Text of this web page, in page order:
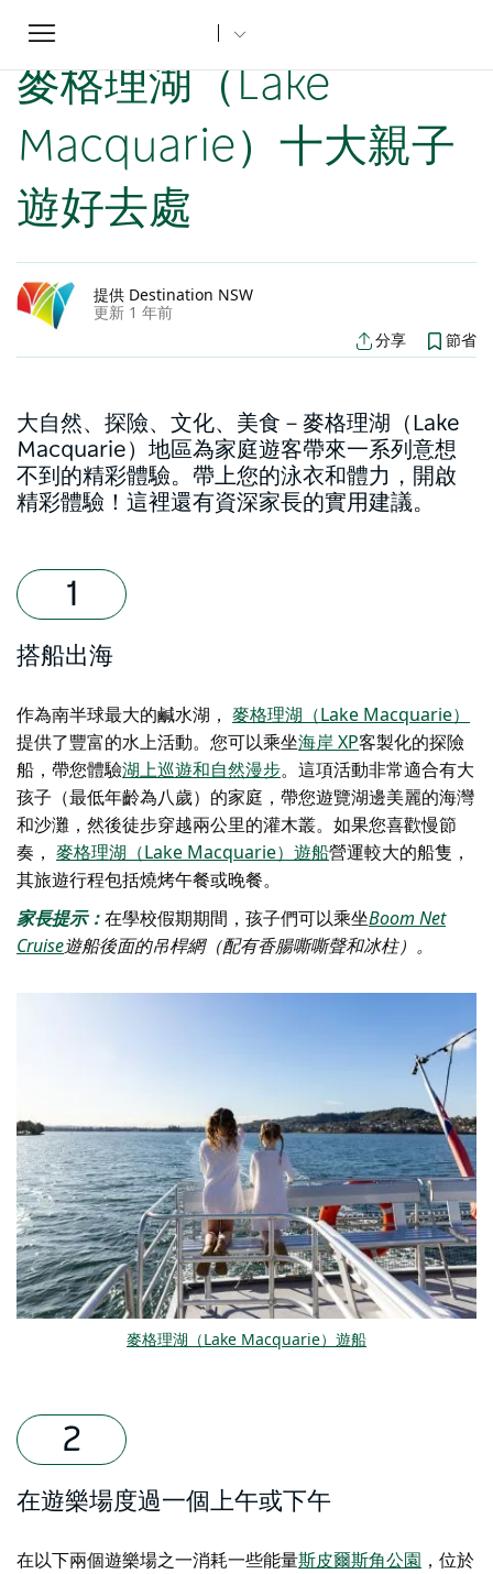
Toggle
navigation
家
麥格理湖（Lake
Macquarie）十大親子
遊好去處
提供 Destination NSW
更新 1 年前
分享 節省
大自然、探險、文化、美食－麥格理湖（Lake
Macquarie）地區為家庭遊客帶來一系列意想
不到的精彩體驗。帶上您的泳衣和體力，開啟
精彩體驗！這裡還有資深家長的實用建議。
搭船出海
作為南半球最大的鹹水湖， 麥格理湖（Lake Macquarie）
提供了豐富的水上活動。您可以乘坐海岸 XP客製化的探險
船，帶您體驗湖上巡遊和自然漫步。這項活動非常適合有大
孩子（最低年齡為八歲）的家庭，帶您遊覽湖邊美麗的海灣
和沙灘，然後徒步穿越兩公里的灌木叢。如果您喜歡慢節
奏， 麥格理湖（Lake Macquarie）遊船營運較大的船隻，
其旅遊行程包括燒烤午餐或晚餐。
家長提示：在學校假期期間，孩子們可以乘坐Boom Net
Cruise遊船後面的吊桿網（配有香腸嘶嘶聲和冰柱）。
麥格理湖（Lake Macquarie）遊船
在遊樂場度過一個上午或下午
在以下兩個遊樂場之一消耗一些能量斯皮爾斯角公園 ，位於